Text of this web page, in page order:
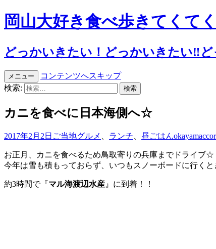
岡山大好き食べ歩きてくて
どっかいきたい！どっかいきたい‼︎
メニュー
コンテンツへスキップ
検索:
カニを食べに日本海側へ☆
2017年2月2日 ご当地グルメ ランチ 昼ごはん
お正月、カニを食べるため鳥取寄りの兵庫までドライブ☆
今年は雪も積もっておらず、いつもスノーボードに行くと
約3時間で『マル海渡辺水産 』に到着！！